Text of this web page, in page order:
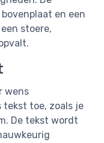
en een
stoere,
wens
tekst toe, zoals je
De tekst wordt